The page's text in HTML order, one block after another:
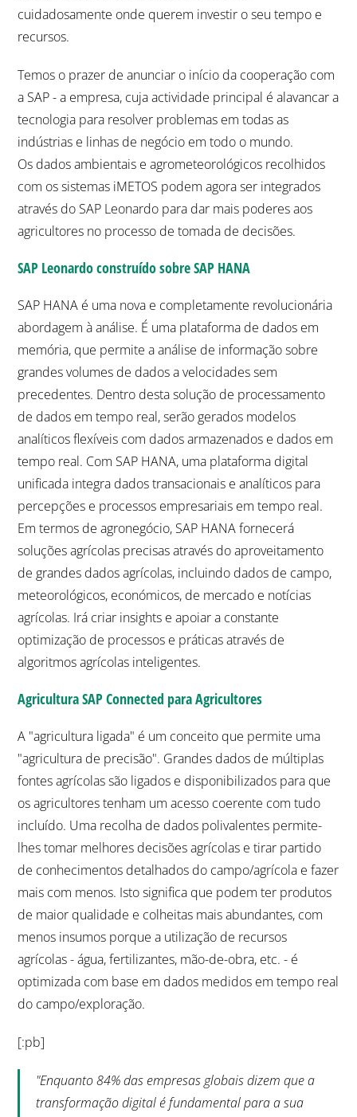
cuidadosamente onde querem investir o seu tempo e
recursos.
Temos o prazer de anunciar o início da cooperação com
a SAP - a empresa, cuja actividade principal é alavancar a
tecnologia para resolver problemas em todas as
indústrias e linhas de negócio em todo o mundo.
Os dados ambientais e agrometeorológicos recolhidos
com os sistemas iMETOS podem agora ser integrados
através do SAP Leonardo para dar mais poderes aos
agricultores no processo de tomada de decisões.
SAP Leonardo construído sobre SAP HANA
SAP HANA é uma nova e completamente revolucionária
abordagem à análise. É uma plataforma de dados em
memória, que permite a análise de informação sobre
grandes volumes de dados a velocidades sem
precedentes. Dentro desta solução de processamento
de dados em tempo real, serão gerados modelos
analíticos flexíveis com dados armazenados e dados em
tempo real. Com SAP HANA, uma plataforma digital
unificada integra dados transacionais e analíticos para
percepções e processos empresariais em tempo real.
Em termos de agronegócio, SAP HANA fornecerá
soluções agrícolas precisas através do aproveitamento
de grandes dados agrícolas, incluindo dados de campo,
meteorológicos, económicos, de mercado e notícias
agrícolas. Irá criar insights e apoiar a constante
optimização de processos e práticas através de
algoritmos agrícolas inteligentes.
Agricultura SAP Connected para Agricultores
A "agricultura ligada" é um conceito que permite uma
"agricultura de precisão". Grandes dados de múltiplas
fontes agrícolas são ligados e disponibilizados para que
os agricultores tenham um acesso coerente com tudo
incluído. Uma recolha de dados polivalentes permite-
lhes tomar melhores decisões agrícolas e tirar partido
de conhecimentos detalhados do campo/agrícola e fazer
mais com menos. Isto significa que podem ter produtos
de maior qualidade e colheitas mais abundantes, com
menos insumos porque a utilização de recursos
agrícolas - água, fertilizantes, mão-de-obra, etc. - é
optimizada com base em dados medidos em tempo real
do campo/exploração.
[:pb]
"Enquanto 84% das empresas globais dizem que a
transformação digital é fundamental para a sua